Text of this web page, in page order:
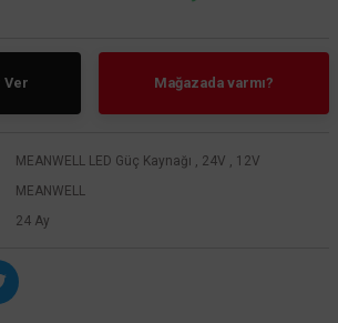
Ver Mağazada varmı?
MEANWELL LED Güç Kaynağı , 24V , 12V
MEANWELL
24 Ay